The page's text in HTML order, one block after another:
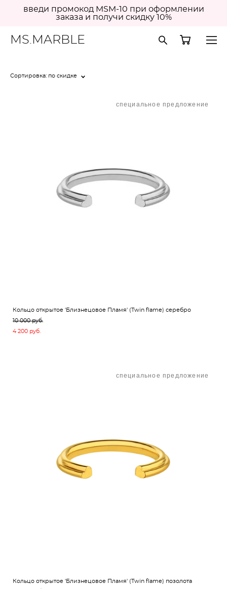
введи промокод MSM-10 при оформлении
заказа и получи скидку 10%
MS.MARBLE
Сортировка: по скидке
специальное предложение
Кольцо открытое 'Близнецовое Пламя' (Twin flame) серебро
10 000 pуб.
4 200 pуб.
специальное предложение
Кольцо открытое 'Близнецовое Пламя' (Twin flame) позолота